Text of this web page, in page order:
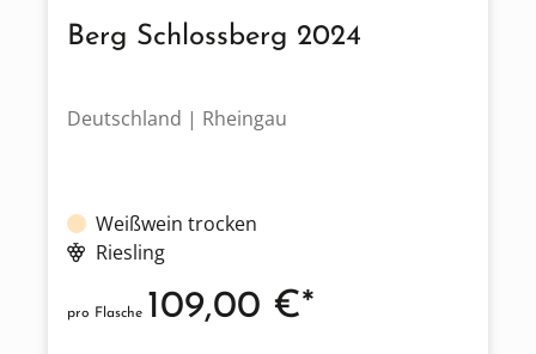
Berg Schlossberg 2024
Deutschland | Rheingau
Weißwein trocken
Riesling
pro Flasche 109,00 €*